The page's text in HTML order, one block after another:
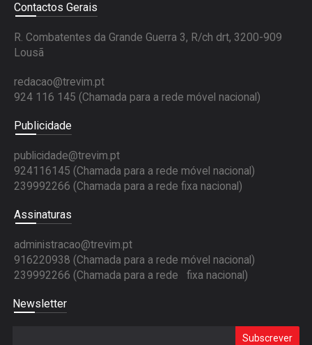
Contactos Gerais
R. Combatentes da Grande Guerra 3, R/ch drt, 3200-909
Lousã
redacao@trevim.pt
924 116 145 (Chamada para a rede móvel nacional)
Publicidade
publicidade@trevim.pt
924116145 (Chamada para a rede móvel nacional)
239992266 (Chamada para a rede fixa nacional)
Assinaturas
administracao@trevim.pt
916220938 (Chamada para a rede móvel nacional)
239992266 (Chamada para a rede fixa nacional)
Newsletter
Subscrever